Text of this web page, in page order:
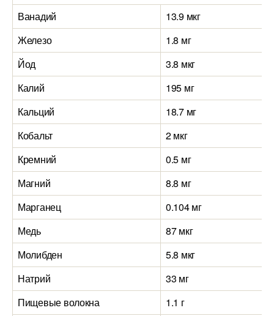
Ванадий
13.9 мкг
Железо
1.8 мг
Йод
3.8 мкг
Калий
195 мг
Кальций
18.7 мг
Кобальт
2 мкг
Кремний
0.5 мг
Магний
8.8 мг
Марганец
0.104 мг
Медь
87 мкг
Молибден
5.8 мкг
Натрий
33 мг
Пищевые волокна
1.1 г